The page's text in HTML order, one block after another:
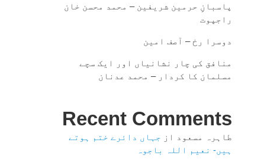
پاسبانِ حرمین شریفین – محمد محسن خان
راجپوت
دوسرا رخ – آصف امین
منافق کی چار نشانیاں اور ایک سچے
مسلمان کا کردار – محمد عدنان
Recent Comments
طاہرہ مسعود از جہاں دائرے ختم ہوتے
ہیں- نعیم اللہ باجوہ